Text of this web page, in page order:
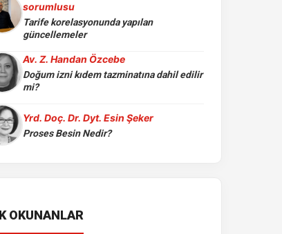
sorumlusu
Tarife korelasyonunda yapılan
güncellemeler
Av. Z. Handan Özcebe
Doğum izni kıdem tazminatına dahil edilir
mi?
Yrd. Doç. Dr. Dyt. Esin Şeker
Proses Besin Nedir?
OKUNANLAR